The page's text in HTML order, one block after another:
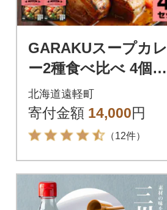
GARAKUスープカレ
ー2種食べ比べ 4個セ
ット
北海道遠軽町
寄付金額 14,000円
（12件）